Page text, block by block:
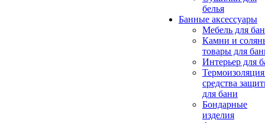
белья
Банные аксессуары
Мебель для
Камни и
товары для
Интерьер для
средства
для бани
Бондарные
изделия